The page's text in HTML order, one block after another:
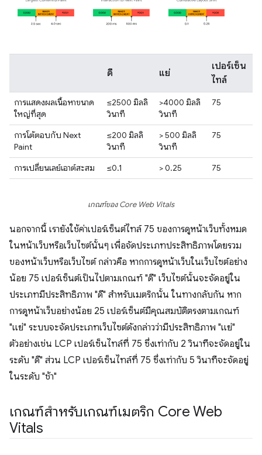
ดี แย่
เปอร์เซ็น
ไทล์
การแสดงผลเนื้อหาขนาด
ใหญ่ที่สุด
≤2500 มิลลิ
วินาที
>4000 มิลลิ
วินาที
75
การโต้ตอบกับ Next
Paint
≤200 มิลลิ
วินาที
> 500 มิลลิ
วินาที
75
การเปลี่ยนเลย์เอาต์สะสม ≤0.1 > 0.25 75
เกณฑ์ของ Core Web Vitals
นอกจากนี้ เรายังใช้ค่าเปอร์เซ็นต์ไทล์ 75 ของการดูหน้าเว็บทั้งหมด
ในหน้าเว็บหรือเว็บไซต์นั้นๆ เพื่อจัดประเภทประสิทธิภาพโดยรวม
ของหน้าเว็บหรือเว็บไซต์ กล่าวคือ หากการดูหน้าเว็บในเว็บไซต์อย่าง
น้อย 75 เปอร์เซ็นต์เป็นไปตามเกณฑ์ "ดี" เว็บไซต์นั้นจะจัดอยู่ใน
ประเภทมีประสิทธิภาพ "ดี" สําหรับเมตริกนั้น ในทางกลับกัน หาก
การดูหน้าเว็บอย่างน้อย 25 เปอร์เซ็นต์มีคุณสมบัติตรงตามเกณฑ์
"แย่" ระบบจะจัดประเภทเว็บไซต์ดังกล่าวว่ามีประสิทธิภาพ "แย่"
ตัวอย่างเช่น LCP เปอร์เซ็นไทล์ที่ 75 ซึ่งเท่ากับ 2 วินาทีจะจัดอยู่ใน
ระดับ "ดี" ส่วน LCP เปอร์เซ็นไทล์ที่ 75 ซึ่งเท่ากับ 5 วินาทีจะจัดอยู่
ในระดับ "ช้า"
เกณฑ์สำหรับเกณฑ์เมตริก Core Web
Vitals